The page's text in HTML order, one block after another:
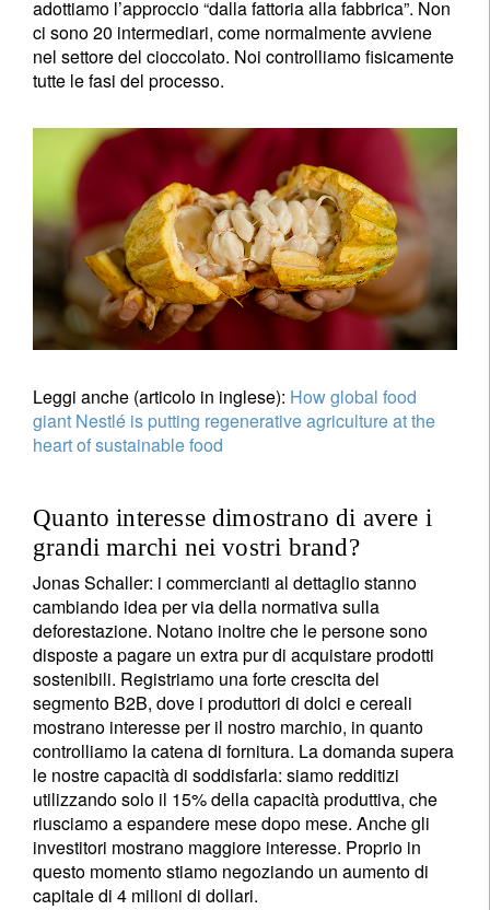
adottiamo l’approccio “dalla fattoria alla fabbrica”. Non
ci sono 20 intermediari, come normalmente avviene
nel settore del cioccolato. Noi controlliamo fisicamente
tutte le fasi del processo.
Leggi anche (articolo in inglese): How global food
giant Nestlé is putting regenerative agriculture at the
heart of sustainable food
Quanto interesse dimostrano di avere i
grandi marchi nei vostri brand?
Jonas Schaller: i commercianti al dettaglio stanno
cambiando idea per via della normativa sulla
deforestazione. Notano inoltre che le persone sono
disposte a pagare un extra pur di acquistare prodotti
sostenibili. Registriamo una forte crescita del
segmento B2B, dove i produttori di dolci e cereali
mostrano interesse per il nostro marchio, in quanto
controlliamo la catena di fornitura. La domanda supera
le nostre capacità di soddisfarla: siamo redditizi
utilizzando solo il 15% della capacità produttiva, che
riusciamo a espandere mese dopo mese. Anche gli
investitori mostrano maggiore interesse. Proprio in
questo momento stiamo negoziando un aumento di
capitale di 4 milioni di dollari.